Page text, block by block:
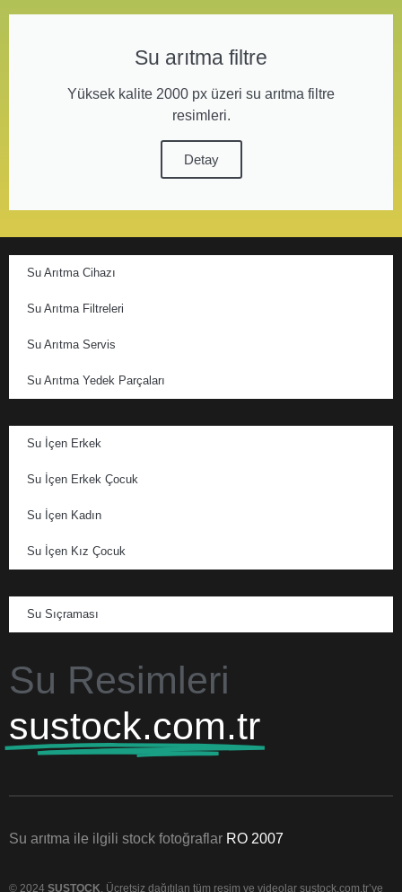
Su arıtma filtre
Yüksek kalite 2000 px üzeri su arıtma filtre
resimleri.
Detay
Su Arıtma Cihazı
Su Arıtma Filtreleri
Su Arıtma Servis
Su Arıtma Yedek Parçaları
Su İçen Erkek
Su İçen Erkek Çocuk
Su İçen Kadın
Su İçen Kız Çocuk
Su Sıçraması
Su Resimleri
sustock.com.tr
Su arıtma ile ilgili stock fotoğraflar RO 2007
© 2024 SUSTOCK. Ücretsiz dağıtılan tüm resim ve videolar sustock.com.tr’ye